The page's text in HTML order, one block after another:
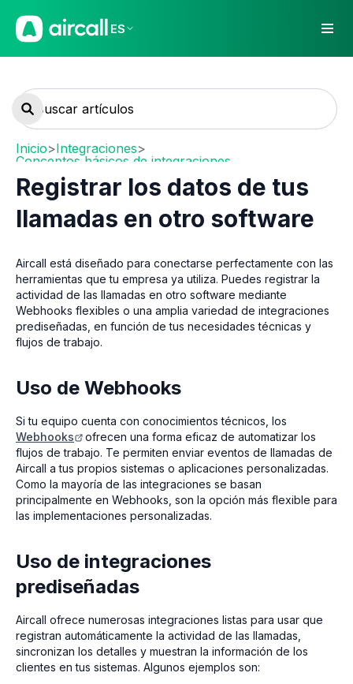
ES
Inicio>Integraciones>
Conceptos básicos de integraciones
Registrar los datos de tus
llamadas en otro software
Aircall está diseñado para conectarse perfectamente con las
herramientas que tu empresa ya utiliza. Puedes registrar la
actividad de las llamadas en otro software mediante
Webhooks flexibles o una amplia variedad de integraciones
prediseñadas, en función de tus necesidades técnicas y
flujos de trabajo.
Uso de Webhooks
Si tu equipo cuenta con conocimientos técnicos, los
Webhooks
ofrecen una forma eficaz de automatizar los
flujos de trabajo. Te permiten enviar eventos de llamadas de
Aircall a tus propios sistemas o aplicaciones personalizadas.
Como la mayoría de las integraciones se basan
principalmente en Webhooks, son la opción más flexible para
las implementaciones personalizadas.
Uso de integraciones
prediseñadas
Aircall ofrece numerosas integraciones listas para usar que
registran automáticamente la actividad de las llamadas,
sincronizan los detalles y muestran la información de los
clientes en tus sistemas. Algunos ejemplos son: